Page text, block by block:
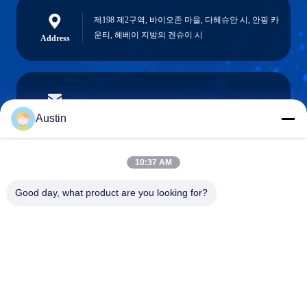
Address
제198 제2구역, 바이오존 마을, 다헤슈안 시, 안핑 카
운티, 헤베이 지방의 겐슈이 시
E-mail
Phone
Austin
10:37 AM
Good day, what product are you looking for?